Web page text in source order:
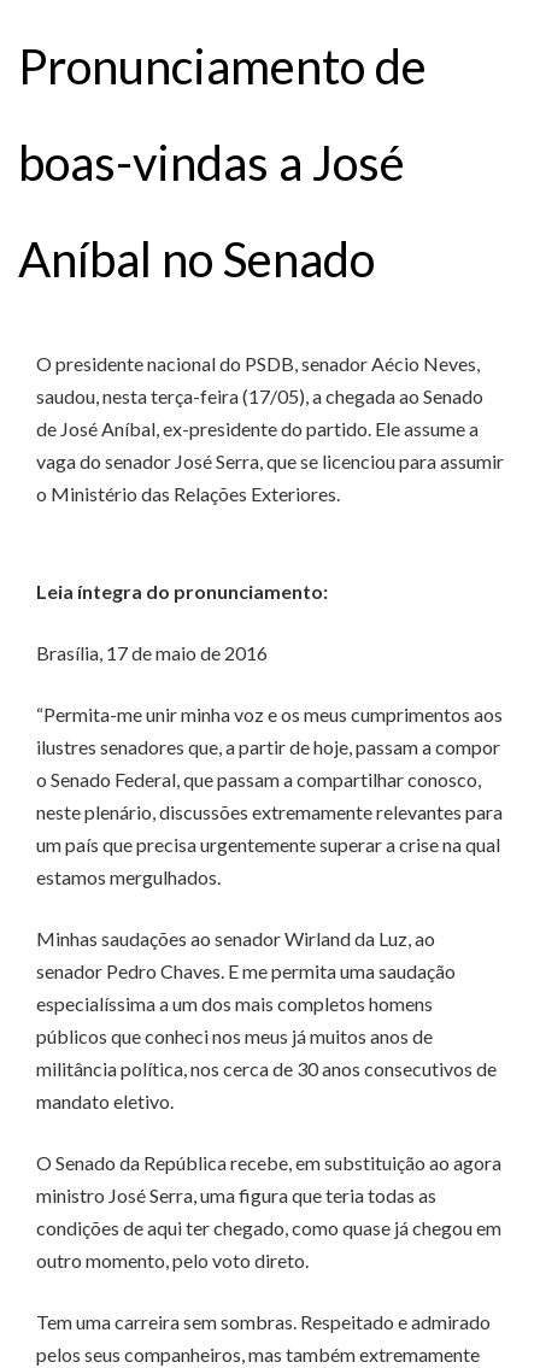
Pronunciamento de
boas-vindas a José
Aníbal no Senado
O presidente nacional do PSDB, senador Aécio Neves,
saudou, nesta terça-feira (17/05), a chegada ao Senado
de José Aníbal, ex-presidente do partido. Ele assume a
vaga do senador José Serra, que se licenciou para assumir
o Ministério das Relações Exteriores.
Leia íntegra do pronunciamento:
Brasília, 17 de maio de 2016
“Permita-me unir minha voz e os meus cumprimentos aos
ilustres senadores que, a partir de hoje, passam a compor
o Senado Federal, que passam a compartilhar conosco,
neste plenário, discussões extremamente relevantes para
um país que precisa urgentemente superar a crise na qual
estamos mergulhados.
Minhas saudações ao senador Wirland da Luz, ao
senador Pedro Chaves. E me permita uma saudação
especialíssima a um dos mais completos homens
públicos que conheci nos meus já muitos anos de
militância política, nos cerca de 30 anos consecutivos de
mandato eletivo.
O Senado da República recebe, em substituição ao agora
ministro José Serra, uma figura que teria todas as
condições de aqui ter chegado, como quase já chegou em
outro momento, pelo voto direto.
Tem uma carreira sem sombras. Respeitado e admirado
pelos seus companheiros, mas também extremamente